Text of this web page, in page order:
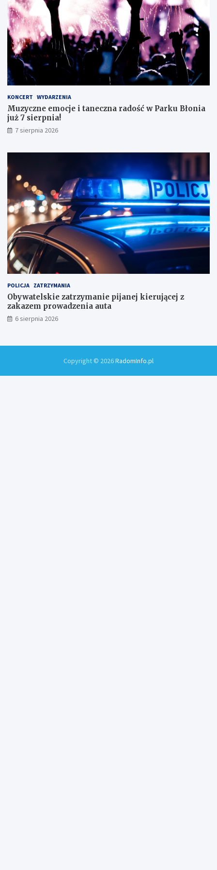
z
d
o
s
k
o
n
a
ł
m
i
w
y
k
a
m
g
o
!
KONCERT WYDARZENIA
Muzyczne emocje i taneczna radość w Parku Błonia
już 7 sierpnia!
7 sierpnia 2026
POLICJA ZATRZYMANIA
Obywatelskie zatrzymanie pijanej kierującej z
zakazem prowadzenia auta
6 sierpnia 2026
Copyright © 2026RadomInfo.pl